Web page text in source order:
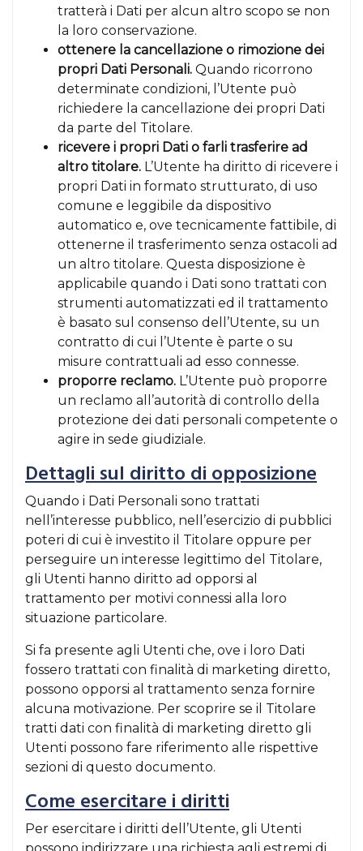
tratterà i Dati per alcun altro scopo se non
la loro conservazione.
ottenere la cancellazione o rimozione dei
propri Dati Personali. Quando ricorrono
determinate condizioni, l’Utente può
richiedere la cancellazione dei propri Dati
da parte del Titolare.
ricevere i propri Dati o farli trasferire ad
altro titolare. L’Utente ha diritto di ricevere i
propri Dati in formato strutturato, di uso
comune e leggibile da dispositivo
automatico e, ove tecnicamente fattibile, di
ottenerne il trasferimento senza ostacoli ad
un altro titolare. Questa disposizione è
applicabile quando i Dati sono trattati con
strumenti automatizzati ed il trattamento
è basato sul consenso dell’Utente, su un
contratto di cui l’Utente è parte o su
misure contrattuali ad esso connesse.
proporre reclamo. L’Utente può proporre
un reclamo all’autorità di controllo della
protezione dei dati personali competente o
agire in sede giudiziale.
Dettagli sul diritto di opposizione
Quando i Dati Personali sono trattati
nell’interesse pubblico, nell’esercizio di pubblici
poteri di cui è investito il Titolare oppure per
perseguire un interesse legittimo del Titolare,
gli Utenti hanno diritto ad opporsi al
trattamento per motivi connessi alla loro
situazione particolare.
Si fa presente agli Utenti che, ove i loro Dati
fossero trattati con finalità di marketing diretto,
possono opporsi al trattamento senza fornire
alcuna motivazione. Per scoprire se il Titolare
tratti dati con finalità di marketing diretto gli
Utenti possono fare riferimento alle rispettive
sezioni di questo documento.
Come esercitare i diritti
Per esercitare i diritti dell’Utente, gli Utenti